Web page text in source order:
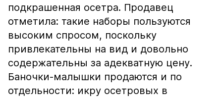
подкрашенная осетра. Продавец
отметила: такие наборы пользуются
высоким спросом, поскольку
привлекательны на вид и довольно
содержательны за адекватную цену.
Баночки-малышки продаются и по
отдельности: икру осетровых в